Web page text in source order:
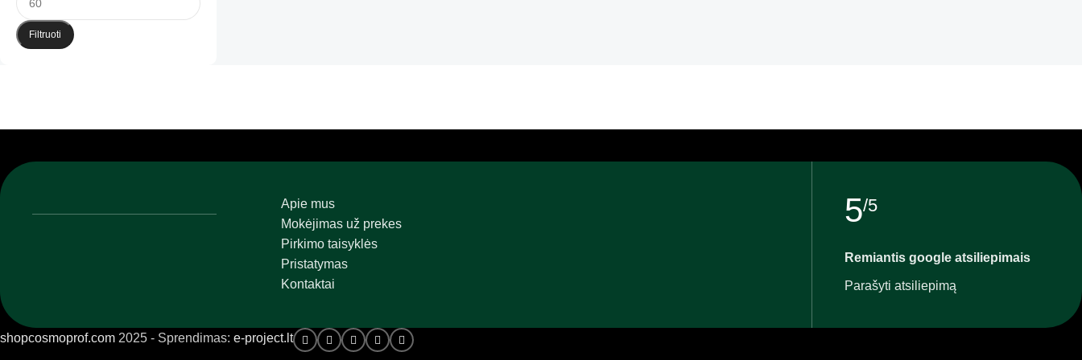
Filtruoti
Apie mus
Mokėjimas už prekes
Pirkimo taisyklės
Pristatymas
Kontaktai
5/5
Remiantis google atsiliepimais
Parašyti atsiliepimą
shopcosmoprof.com 2025 - Sprendimas: e-project.lt